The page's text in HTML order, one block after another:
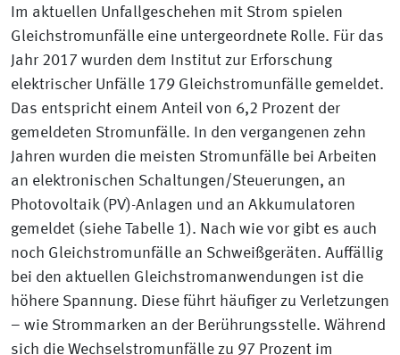
Im aktuellen Unfallgeschehen mit Strom spielen
Gleichstromunfälle eine untergeordnete Rolle. Für das
Jahr 2017 wurden dem Institut zur Erforschung
elektrischer Unfälle 179 Gleichstromunfälle gemeldet.
Das entspricht einem Anteil von 6,2 Prozent der
gemeldeten Stromunfälle. In den vergangenen zehn
Jahren wurden die meisten Stromunfälle bei Arbeiten
an elektronischen Schaltungen/Steuerungen, an
Photovoltaik (PV)-Anlagen und an Akkumulatoren
gemeldet (siehe Tabelle 1). Nach wie vor gibt es auch
noch Gleichstromunfälle an Schweißgeräten. Auffällig
bei den aktuellen Gleichstromanwendungen ist die
höhere Spannung. Diese führt häufiger zu Verletzungen
– wie Strommarken an der Berührungsstelle. Während
sich die Wechselstromunfälle zu 97 Prozent im